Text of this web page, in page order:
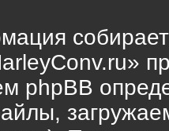
phpBB